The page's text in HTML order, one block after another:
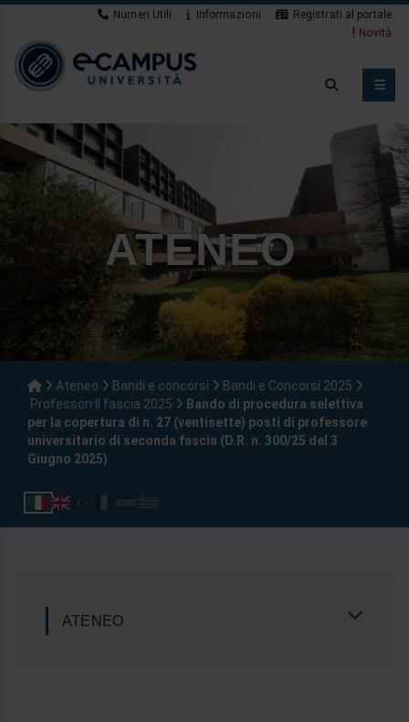
Numeri Utili Informazioni
Registrati al portale
App Studenti
ATENEO
Ateneo Bandi e concorsi
Bandi e Concorsi 2025
Professori II fascia 2025
Bando di procedura selettiva
per la copertura di n. 27 (ventisette) posti di professore
universitario di seconda fascia (D.R. n. 300/25 del 3
Giugno 2025)
ATENEO